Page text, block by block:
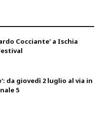
Cocciante' a Ischia
da giovedì 2 luglio al via in
5